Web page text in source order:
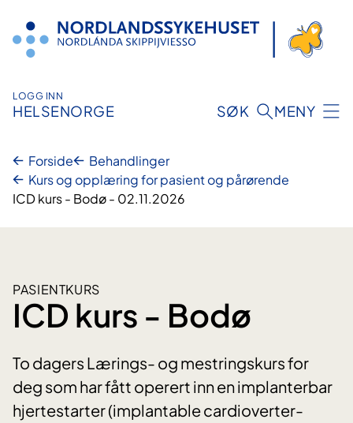
innhold
LOGG INN
HELSENORGE SØK MENY
Forside
Behandlinger
Kurs og opplæring for pasient og pårørende
ICD kurs - Bodø - 02.11.2026
PASIENTKURS
ICD kurs - Bodø
To dagers Lærings- og mestringskurs for
deg som har fått operert inn en implanterbar
hjertestarter (implantable cardioverter-